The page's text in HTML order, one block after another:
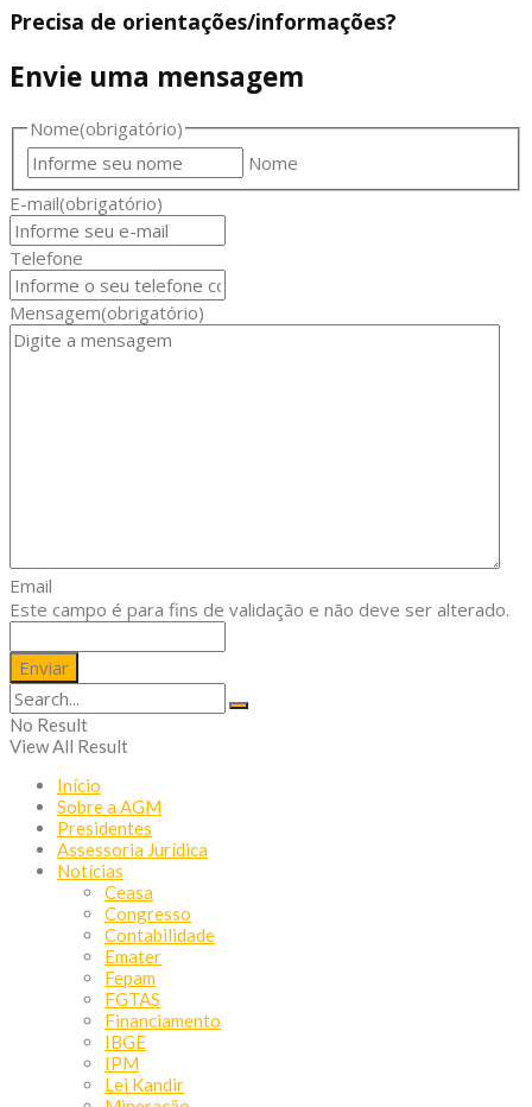
Precisa de orientações/informações?
Envie uma mensagem
Nome(obrigatório)
Nome
E-mail(obrigatório)
Telefone
Mensagem(obrigatório)
Email
Este campo é para fins de validação e não deve ser alterado.
No Result
View All Result
Início
Sobre a AGM
Presidentes
Assessoria Jurídica
Notícias
Ceasa
Congresso
Contabilidade
Emater
Fepam
FGTAS
Financiamento
IBGE
IPM
Lei Kandir